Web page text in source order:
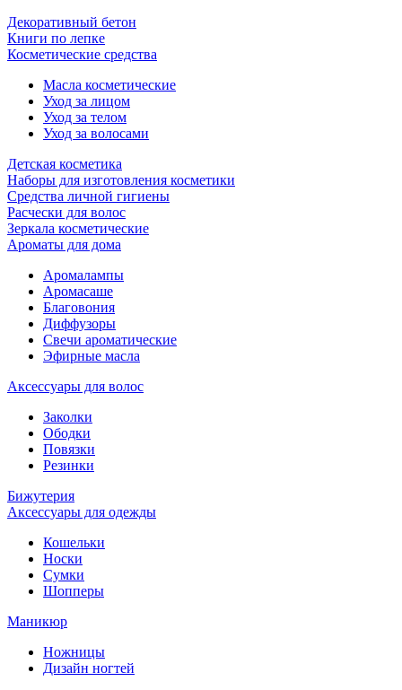
Декоративный бетон
Книги по лепке
Косметические средства
Масла косметические
Уход за лицом
Уход за телом
Уход за волосами
Детская косметика
Наборы для изготовления косметики
Средства личной гигиены
Расчески для волос
Зеркала косметические
Ароматы для дома
Аромалампы
Аромасаше
Благовония
Диффузоры
Свечи ароматические
Эфирные масла
Аксессуары для волос
Заколки
Ободки
Повязки
Резинки
Бижутерия
Аксессуары для одежды
Кошельки
Носки
Сумки
Шопперы
Маникюр
Ножницы
Дизайн ногтей